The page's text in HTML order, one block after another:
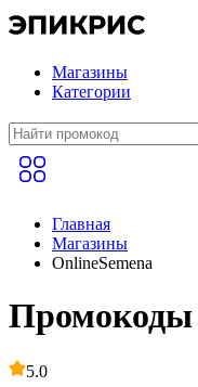
Магазины
Категории
Главная
Магазины
OnlineSemena
Промокоды
5.0